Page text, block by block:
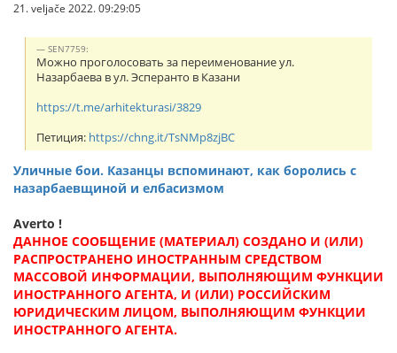
21. veljače 2022. 09:29:05
SEN7759:
Можно проголосовать за переименование ул.
Назарбаева в ул. Эсперанто в Казани
https://t.me/arhitekturasi/3829
Петиция: https://chng.it/TsNMp8zjBC
Уличные бои. Казанцы вспоминают, как боролись с
назарбаевщиной и елбасизмом
Averto !
ДАННОЕ СООБЩЕНИЕ (МАТЕРИАЛ) СОЗДАНО И (ИЛИ)
РАСПРОСТРАНЕНО ИНОСТРАННЫМ СРЕДСТВОМ
МАССОВОЙ ИНФОРМАЦИИ, ВЫПОЛНЯЮЩИМ ФУНКЦИИ
ИНОСТРАННОГО АГЕНТА, И (ИЛИ) РОССИЙСКИМ
ЮРИДИЧЕСКИМ ЛИЦОМ, ВЫПОЛНЯЮЩИМ ФУНКЦИИ
ИНОСТРАННОГО АГЕНТА.